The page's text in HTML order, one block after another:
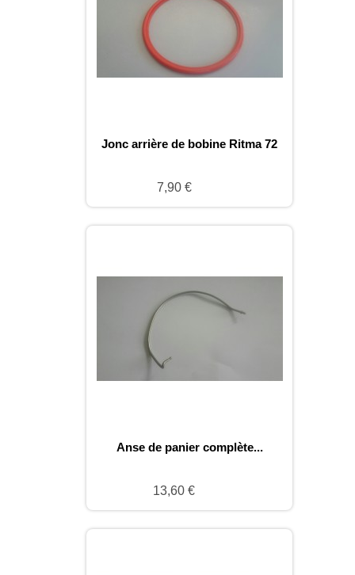
Jonc arrière de bobine Ritma 72
7,90 €
Anse de panier complète...
13,60 €